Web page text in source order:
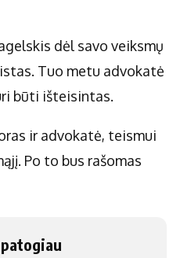
dėl savo veiksmų
Tuo metu advokatė
būti išteisintas.
ir advokatė, teismui
Po to bus rašomas